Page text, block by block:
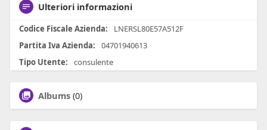
Ulteriori informazioni
Codice Fiscale Azienda:
LNERSL80E57A512F
Partita Iva Azienda:
04701940613
Tipo Utente:
consulente
Albums (0)